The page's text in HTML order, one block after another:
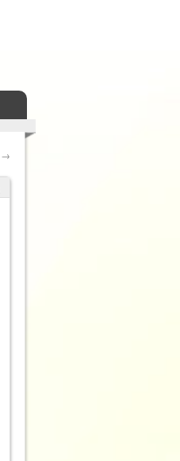
→